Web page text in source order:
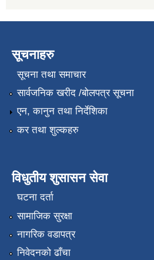
सूचनाहरु
सूचना तथा समाचार
सार्वजनिक खरीद /बोलपत्र सूचना
एन, कानुन तथा निर्देशिका
कर तथा शुल्कहरु
विधुतीय शुसासन सेवा
घटना दर्ता
सामाजिक सुरक्षा
नागरिक वडापत्र
निवेदनको ढाँचा